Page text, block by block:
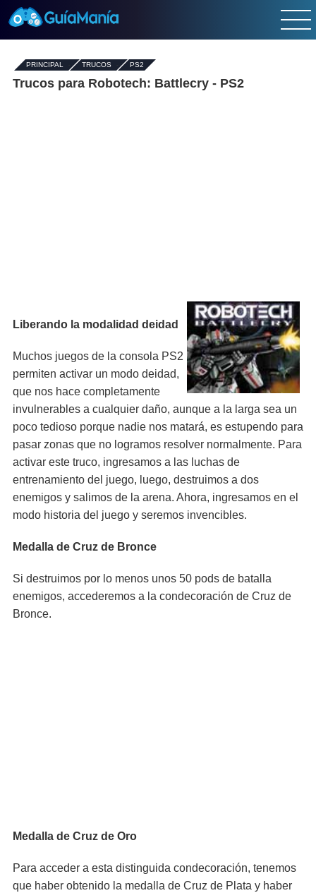
PRINCIPAL - TRUCOS- PS2
Trucos para Robotech: Battlecry - PS2
Liberando la modalidad deidad
Muchos juegos de la consola PS2
permiten activar un modo deidad,
que nos hace completamente
invulnerables a cualquier daño, aunque a la larga sea un
poco tedioso porque nadie nos matará, es estupendo para
pasar zonas que no logramos resolver normalmente. Para
activar este truco, ingresamos a las luchas de
entrenamiento del juego, luego, destruimos a dos
enemigos y salimos de la arena. Ahora, ingresamos en el
modo historia del juego y seremos invencibles.
Medalla de Cruz de Bronce
Si destruimos por lo menos unos 50 pods de batalla
enemigos, accederemos a la condecoración de Cruz de
Bronce.
Medalla de Cruz de Oro
Para acceder a esta distinguida condecoración, tenemos
que haber obtenido la medalla de Cruz de Plata y haber